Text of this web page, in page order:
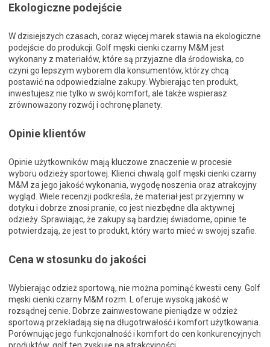
Ekologiczne podejście
W dzisiejszych czasach, coraz więcej marek stawia na ekologiczne
podejście do produkcji. Golf męski cienki czarny M&M jest
wykonany z materiałów, które są przyjazne dla środowiska, co
czyni go lepszym wyborem dla konsumentów, którzy chcą
postawić na odpowiedzialne zakupy. Wybierając ten produkt,
inwestujesz nie tylko w swój komfort, ale także wspierasz
zrównoważony rozwój i ochronę planety.
Opinie klientów
Opinie użytkowników mają kluczowe znaczenie w procesie
wyboru odzieży sportowej. Klienci chwalą golf męski cienki czarny
M&M za jego jakość wykonania, wygodę noszenia oraz atrakcyjny
wygląd. Wiele recenzji podkreśla, że materiał jest przyjemny w
dotyku i dobrze znosi pranie, co jest niezbędne dla aktywnej
odzieży. Sprawiając, że zakupy są bardziej świadome, opinie te
potwierdzają, że jest to produkt, który warto mieć w swojej szafie.
Cena w stosunku do jakości
Wybierając odzież sportową, nie można pominąć kwestii ceny. Golf
męski cienki czarny M&M rozm. L oferuje wysoką jakość w
rozsądnej cenie. Dobrze zainwestowane pieniądze w odzież
sportową przekładają się na długotrwałość i komfort użytkowania.
Porównując jego funkcjonalność i komfort do cen konkurencyjnych
produktów, golf ten zyskuje na atrakcyjności.